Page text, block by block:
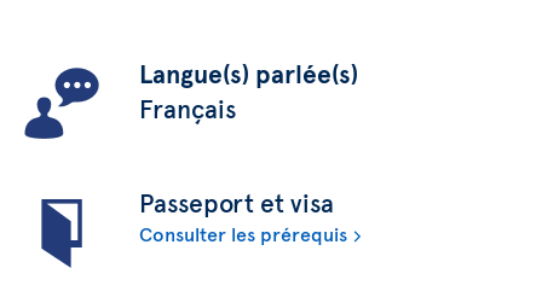
Langue(s) parlée(s)
Français
Passeport et visa
Consulter les prérequis